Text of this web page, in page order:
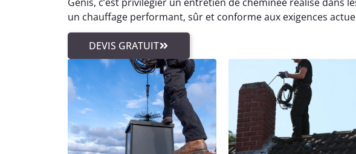
un chauffage performant, sûr et conforme aux exigences
DEVIS GRATUIT